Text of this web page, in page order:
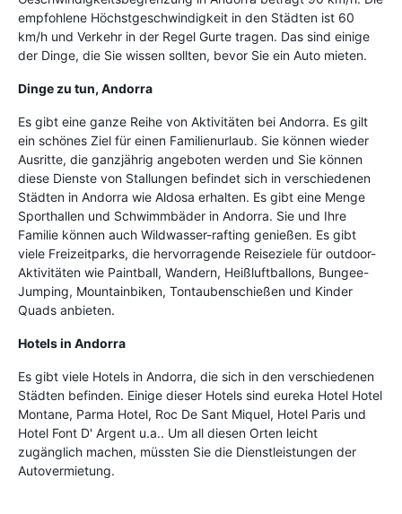
empfohlene Höchstgeschwindigkeit in den Städten ist 60
km/h und Verkehr in der Regel Gurte tragen. Das sind einige
der Dinge, die Sie wissen sollten, bevor Sie ein Auto mieten.
Dinge zu tun, Andorra
Es gibt eine ganze Reihe von Aktivitäten bei Andorra. Es gilt
ein schönes Ziel für einen Familienurlaub. Sie können wieder
Ausritte, die ganzjährig angeboten werden und Sie können
diese Dienste von Stallungen befindet sich in verschiedenen
Städten in Andorra wie Aldosa erhalten. Es gibt eine Menge
Sporthallen und Schwimmbäder in Andorra. Sie und Ihre
Familie können auch Wildwasser-rafting genießen. Es gibt
viele Freizeitparks, die hervorragende Reiseziele für outdoor-
Aktivitäten wie Paintball, Wandern, Heißluftballons, Bungee-
Jumping, Mountainbiken, Tontaubenschießen und Kinder
Quads anbieten.
Hotels in Andorra
Es gibt viele Hotels in Andorra, die sich in den verschiedenen
Städten befinden. Einige dieser Hotels sind eureka Hotel Hotel
Montane, Parma Hotel, Roc De Sant Miquel, Hotel Paris und
Hotel Font D' Argent u.a.. Um all diesen Orten leicht
zugänglich machen, müssten Sie die Dienstleistungen der
Autovermietung.